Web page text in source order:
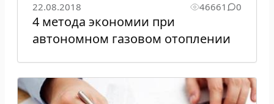
22.08.2018 46661 0
4 метода экономии при
автономном газовом отоплении